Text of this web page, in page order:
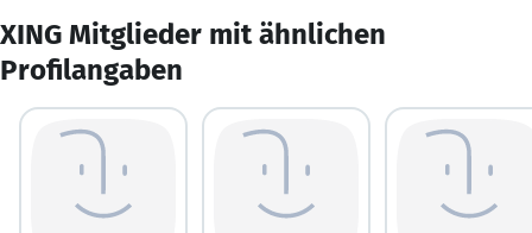
XING Mitglieder mit ähnlichen
Profilangaben